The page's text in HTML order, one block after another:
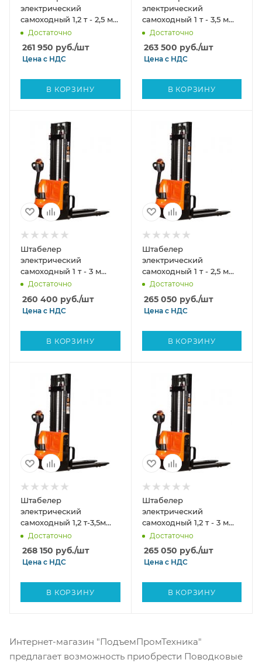
электрический
самоходный 1,2 т - 2,5 м
Вилы: 1150 , Гелевая
АКБ, CL1225J SIBLINE
Достаточно
261 950 руб./шт
Цена с НДС
В КОРЗИНУ
электрический
самоходный 1 т - 3,5 м
Вилы: 1150 , Гелевая
АКБ, CL1035J SIBLINE
Достаточно
263 500 руб./шт
Цена с НДС
В КОРЗИНУ
Штабелер
электрический
самоходный 1 т - 3 м
Вилы: 1150 , Гелевая
АКБ, CL1030J SIBLINE
Достаточно
260 400 руб./шт
Цена с НДС
В КОРЗИНУ
Штабелер
электрический
самоходный 1 т - 2,5 м
Вилы: 1150 , Гелевая
АКБ, CL1025J SIBLINE
Достаточно
265 050 руб./шт
Цена с НДС
В КОРЗИНУ
Штабелер
электрический
самоходный 1,2 т-3,5м
Вилы: 1150 , Гелевая
АКБ, CL1235J SIBLINE
Достаточно
268 150 руб./шт
Цена с НДС
В КОРЗИНУ
Штабелер
электрический
самоходный 1,2 т - 3 м
Вилы: 1150 , Гелевая
АКБ, CL1230J SIBLINE
Достаточно
265 050 руб./шт
Цена с НДС
В КОРЗИНУ
Интернет-магазин "ПодъемПромТехника"
предлагает возможность приобрести Поводковые